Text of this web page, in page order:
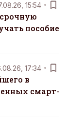
15:54
пособие
17:34
в
смарт-